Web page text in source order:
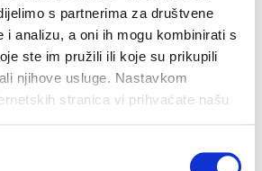
s partnerima za društvene
i analizu, a oni ih mogu kombinirati s
ste im pružili ili koje su prikupili
njihove usluge. Nastavkom
stranica vi prihvaćate našu